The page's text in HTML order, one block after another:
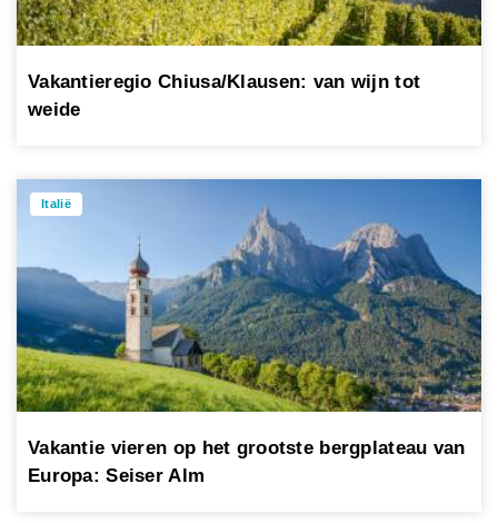
Vakantieregio Chiusa/Klausen: van wijn tot
weide
Italië
Vakantie vieren op het grootste bergplateau van
Europa: Seiser Alm